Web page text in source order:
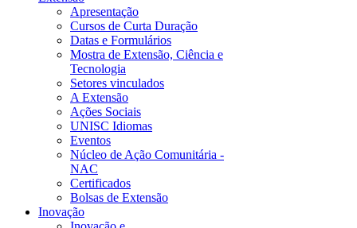
Apresentação
Cursos de Curta Duração
Datas e Formulários
Mostra de Extensão, Ciência e
Tecnologia
Setores vinculados
A Extensão
Ações Sociais
UNISC Idiomas
Eventos
Núcleo de Ação Comunitária -
NAC
Certificados
Bolsas de Extensão
Inovação